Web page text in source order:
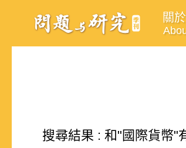
關
搜尋結果 : 和"國際貨幣"